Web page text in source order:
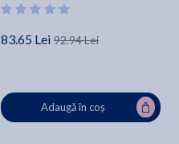
83.65 Lei 92.94 Lei
Adaugă în coș